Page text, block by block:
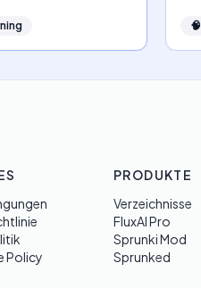
🧠
Policy
PRODUKTE
Verzeichnisse
FluxAI Pro
Sprunki Mod
Sprunked